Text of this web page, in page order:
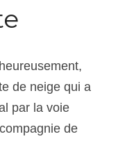
de neige qui a
par la voie
de